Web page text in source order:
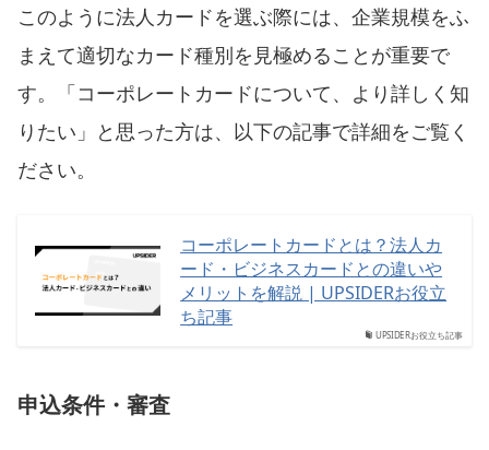
このように法人カードを選ぶ際には、企業規模をふ
まえて適切なカード種別を見極めることが重要で
す。「コーポレートカードについて、より詳しく知
りたい」と思った方は、以下の記事で詳細をご覧く
ださい。
UPSIDERお役立ち記事
コーポレートカードとは？法人カ
ード・ビジネスカードとの違いや
メリットを解説 | UPSIDERお役立
ち記事
申込条件・審査